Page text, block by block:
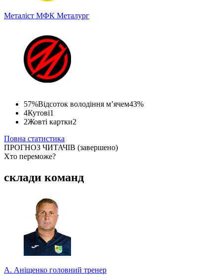
Металіст МФК Металург
57%Відсоток володіння м’ячем43%
4Кутові1
2Жовті картки2
Повна статистика
ПРОГНОЗ ЧИТАЧІВ (завершено)
Хто переможе?
Найпопулярніший рахунок
Долучайтеся до конкурсу та вигравайте класні призи!
склади команд
А. Аніщенко головний тренер